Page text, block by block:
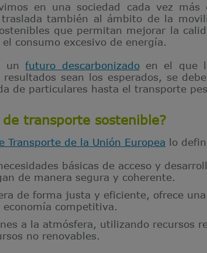
en una sociedad cada vez más
también al ámbito de la
que permitan mejorar la
consumo excesivo de energía.
unfuturo descarbonizadoen el que
sean los esperados, se
de particulares hasta el transporte
transporte sostenible?
Transporte de la Unión Europea lo
básicas de acceso y
de manera segura y coherente.
de forma justa y eficiente, ofrece
competitiva.
a la atmósfera, utilizando recursos
no renovables.